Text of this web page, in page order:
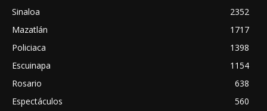
Sinaloa
2352
Mazatlán
1717
Policiaca
1398
Escuinapa
1154
Rosario
638
Espectáculos
560